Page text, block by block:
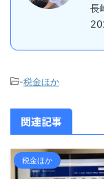
長
-税金ほか
関連記事
税金ほか